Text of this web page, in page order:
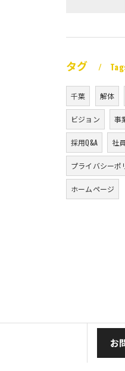
タグ
千葉 解体
ビジョン 事
採用Q&A 社
プライバシーポ
ホームページ
お